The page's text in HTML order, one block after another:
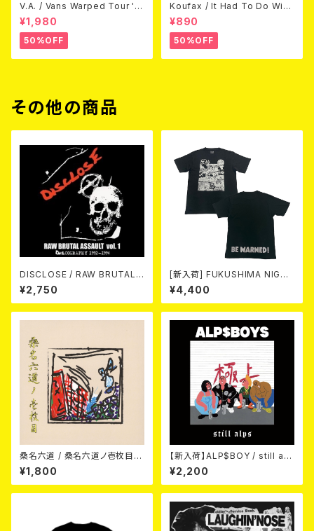
V.A. / Vans Warped Tour '0
3 (DVD)
¥1,980
50%OFF
Koufax / It Had To Do With
Love (CD)
¥890
50%OFF
その他の商品
DISCLOSE / RAW BRUTAL
ASSAULT Vol.1 : DISCOGRA
PHY 1992-1994 (2CD)
¥2,750
[新入荷] FUKUSHIMA NIGHT
MARE Tee -MISERY editio
n- (SMOKE BLACK)
¥4,400
桑名六道 / 桑名六道ノ壱枚目
(CD)
¥1,800
【新入荷】ALP$BOY / still alp
s (CD)
¥2,200